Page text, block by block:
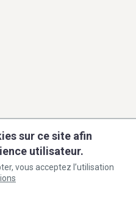
de confidentialité
sur ce site afin
utilisateur.
vous acceptez l’utilisation